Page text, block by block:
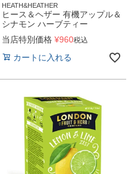
HEATH&HEATHER
ヒース＆ヘザー 有機アップル＆
シナモン ハーブティー
当店特別価格 ¥960税込
カートに入れる